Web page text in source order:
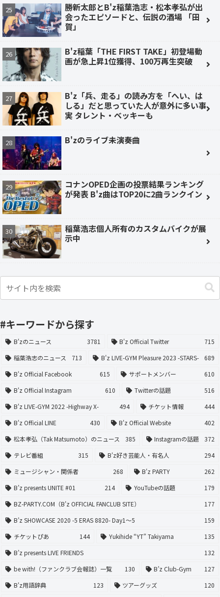
勝新太郎とB'z稲葉浩志・松本孝弘が出
会ったエピソードと、伝説の酒場 「田
賀」
B'z稲葉「THE FIRST TAKE」初登場動
画が急上昇1位獲得、100万再生突破
B'z「兵、走る」の読み方を「へい、は
しる」だと思っていた人が意外に多い事
実 タレント・ベッキーも
B'zのライブ未演奏曲
コナンOPED企画の投票結果ランキング
が発表 B'z曲はTOP20に2曲ランクイン
稲葉浩志個人所有のカスタムバイクが展
示中
#キーワードから探す
B'zのニュース 3781 B'z Official Twitter
715
稲葉浩志のニュース
713 B'z LIVE-GYM Pleasure 2023 -STARS-
689
B'z Official Facebook
615 サポートメンバー
610
B'z Official Instagram
610 Twitterの話題
516
B'z LIVE-GYM 2022 -Highway X-
494 チケット情報
444
B'z Official LINE
430 B'z Official Website
402
松本孝弘（Tak Matsumoto）のニュース
385 Instagramの話題
372
テレビ番組
315 B'z好き芸能人・有名人
294
ミュージシャン・関係者
268 B'z PARTY
262
B’z presents UNITE #01
214 YouTubeの話題
179
BZ-PARTY.COM（B'z OFFICIAL FANCLUB SITE）
177
B’z SHOWCASE 2020 -5 ERAS 8820- Day1〜5
159
チケットぴあ
144 Yukihide “YT” Takiyama
135
B’z presents LIVE FRIENDS
132
be with!（ファンクラブ会報誌）一覧
130 B’z Club-Gym
127
B'z用語辞典
123 ツアーグッズ
120